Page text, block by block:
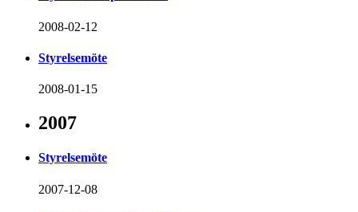
2008-02-12
Styrelsemöte
2008-01-15
2007
Styrelsemöte
2007-12-08